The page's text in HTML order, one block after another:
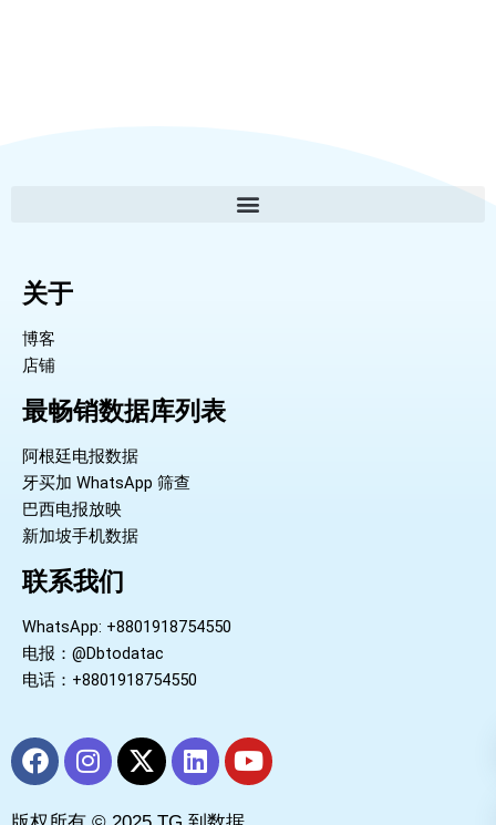
关于
博客
店铺
最畅销数据库列表
阿根廷电报数据
牙买加 WhatsApp 筛查
巴西电报放映
新加坡手机数据
联系我们
WhatsApp: +8801918754550
电报：@Dbtodatac
电话：+8801918754550
F
a
I
n
X
-
L
i
Y
o